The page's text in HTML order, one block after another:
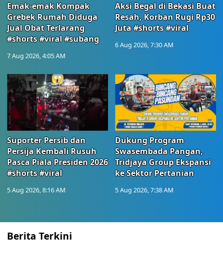
Emak-emak Kompak
Grebek Rumah Diduga
Jual Obat Terlarang
#shorts #viral #subang
7 Aug 2026, 4:05 AM
Aksi Begal di Bekasi Buat
Resah, Korban Rugi Rp30
Juta #shorts #viral
6 Aug 2026, 7:30 AM
Suporter Persib dan
Persija Kembali Rusuh
Pasca Piala Presiden 2026
#shorts #viral
5 Aug 2026, 8:16 AM
Dukung Program
Swasembada Pangan,
Tridjaya Group Ekspansi
ke Sektor Pertanian
5 Aug 2026, 7:38 AM
Berita Terkini